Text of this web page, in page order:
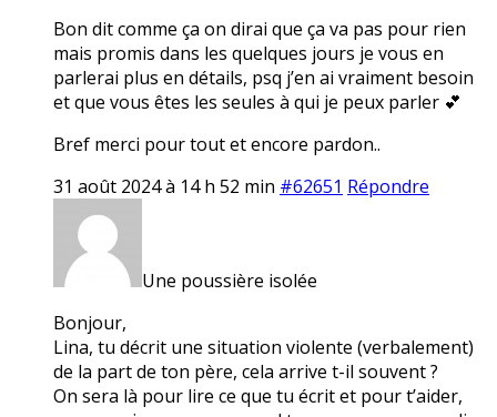
Bon dit comme ça on dirai que ça va pas pour rien
mais promis dans les quelques jours je vous en
parlerai plus en détails, psq j’en ai vraiment besoin
et que vous êtes les seules à qui je peux parler 💕
Bref merci pour tout et encore pardon..
31 août 2024 à 14 h 52 min #62651 Répondre
Une poussière isolée
Bonjour,
Lina, tu décrit une situation violente (verbalement)
de la part de ton père, cela arrive t-il souvent ?
On sera là pour lire ce que tu écrit et pour t’aider,